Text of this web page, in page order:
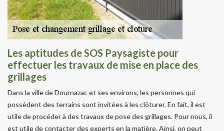
Les aptitudes de SOS Paysagiste pour
effectuer les travaux de mise en place des
grillages
Dans la ville de Dournazac et ses environs, les personnes qui
possèdent des terrains sont invitées à les clôturer. En fait, il est
utile de procéder à des travaux de pose des grillages. Pour nous, il
est utile de contacter des experts en la matière. Ainsi, on peut